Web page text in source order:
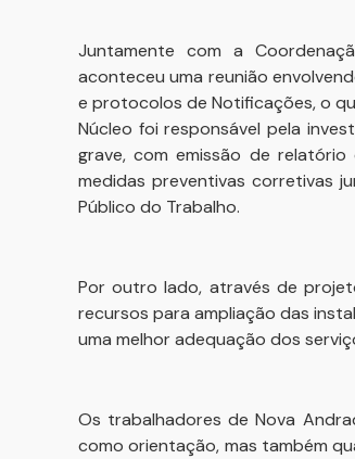
Juntamente com a
aconteceu uma reunião
e protocolos de Notificações, o
Núcleo foi responsável pela
grave, com emissão de
medidas preventivas corretivas
Público do Trabalho.
Por outro lado, através de
recursos para ampliação das
uma melhor adequação dos
Os trabalhadores de Nova
como orientação, mas também